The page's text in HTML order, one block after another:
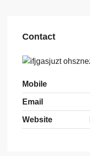
Contact
Mobile
Email
Website